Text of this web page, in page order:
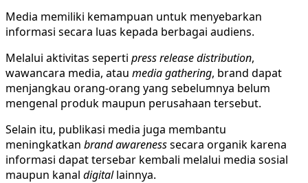
Media memiliki kemampuan untuk menyebarkan
informasi secara luas kepada berbagai audiens.
Melalui aktivitas seperti press release distribution,
wawancara media, atau media gathering, brand dapat
menjangkau orang-orang yang sebelumnya belum
mengenal produk maupun perusahaan tersebut.
Selain itu, publikasi media juga membantu
meningkatkan brand awarenesssecara organik karena
informasi dapat tersebar kembali melalui media sosial
maupun kanal digitallainnya.